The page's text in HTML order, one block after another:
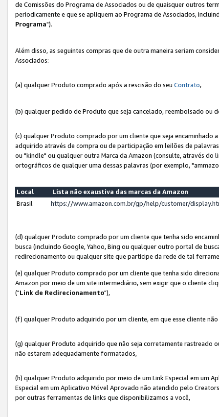
de Comissões do Programa de Associados ou de quaisquer outros
periodicamente e que se apliquem ao Programa de Associados,
Programa").
Além disso, as seguintes compras que de outra maneira seriam
Associados:
(a) qualquer Produto comprado após a rescisão do seu Contrato,
(b) qualquer pedido de Produto que seja cancelado, reembolsado ou
(c) qualquer Produto comprado por um cliente que seja encaminhado
adquirido através de compra ou de participação em leilões de
ou "kindle" ou qualquer outra Marca da Amazon (consulte, através do
ortográficos de qualquer uma dessas palavras (por exemplo,
Local
Lista não exaustiva das marcas da Amazon
Brasil
https://www.amazon.com.br/gp/help/customer/
(d) qualquer Produto comprado por um cliente que tenha sido
busca (incluindo Google, Yahoo, Bing ou qualquer outro portal de
redirecionamento ou qualquer site que participe da rede de tal
(e) qualquer Produto comprado por um cliente que tenha sido
Amazon por meio de um site intermediário, sem exigir que o cliente
("Link de Redirecionamento"),
(f) qualquer Produto adquirido por um cliente, em que esse cliente
(g) qualquer Produto adquirido que não seja corretamente rastreado
não estarem adequadamente formatados,
(h) qualquer Produto adquirido por meio de um Link Especial em um
Especial em um Aplicativo Móvel Aprovado não atendido pelo
por outras ferramentas de links que disponibilizamos a você,